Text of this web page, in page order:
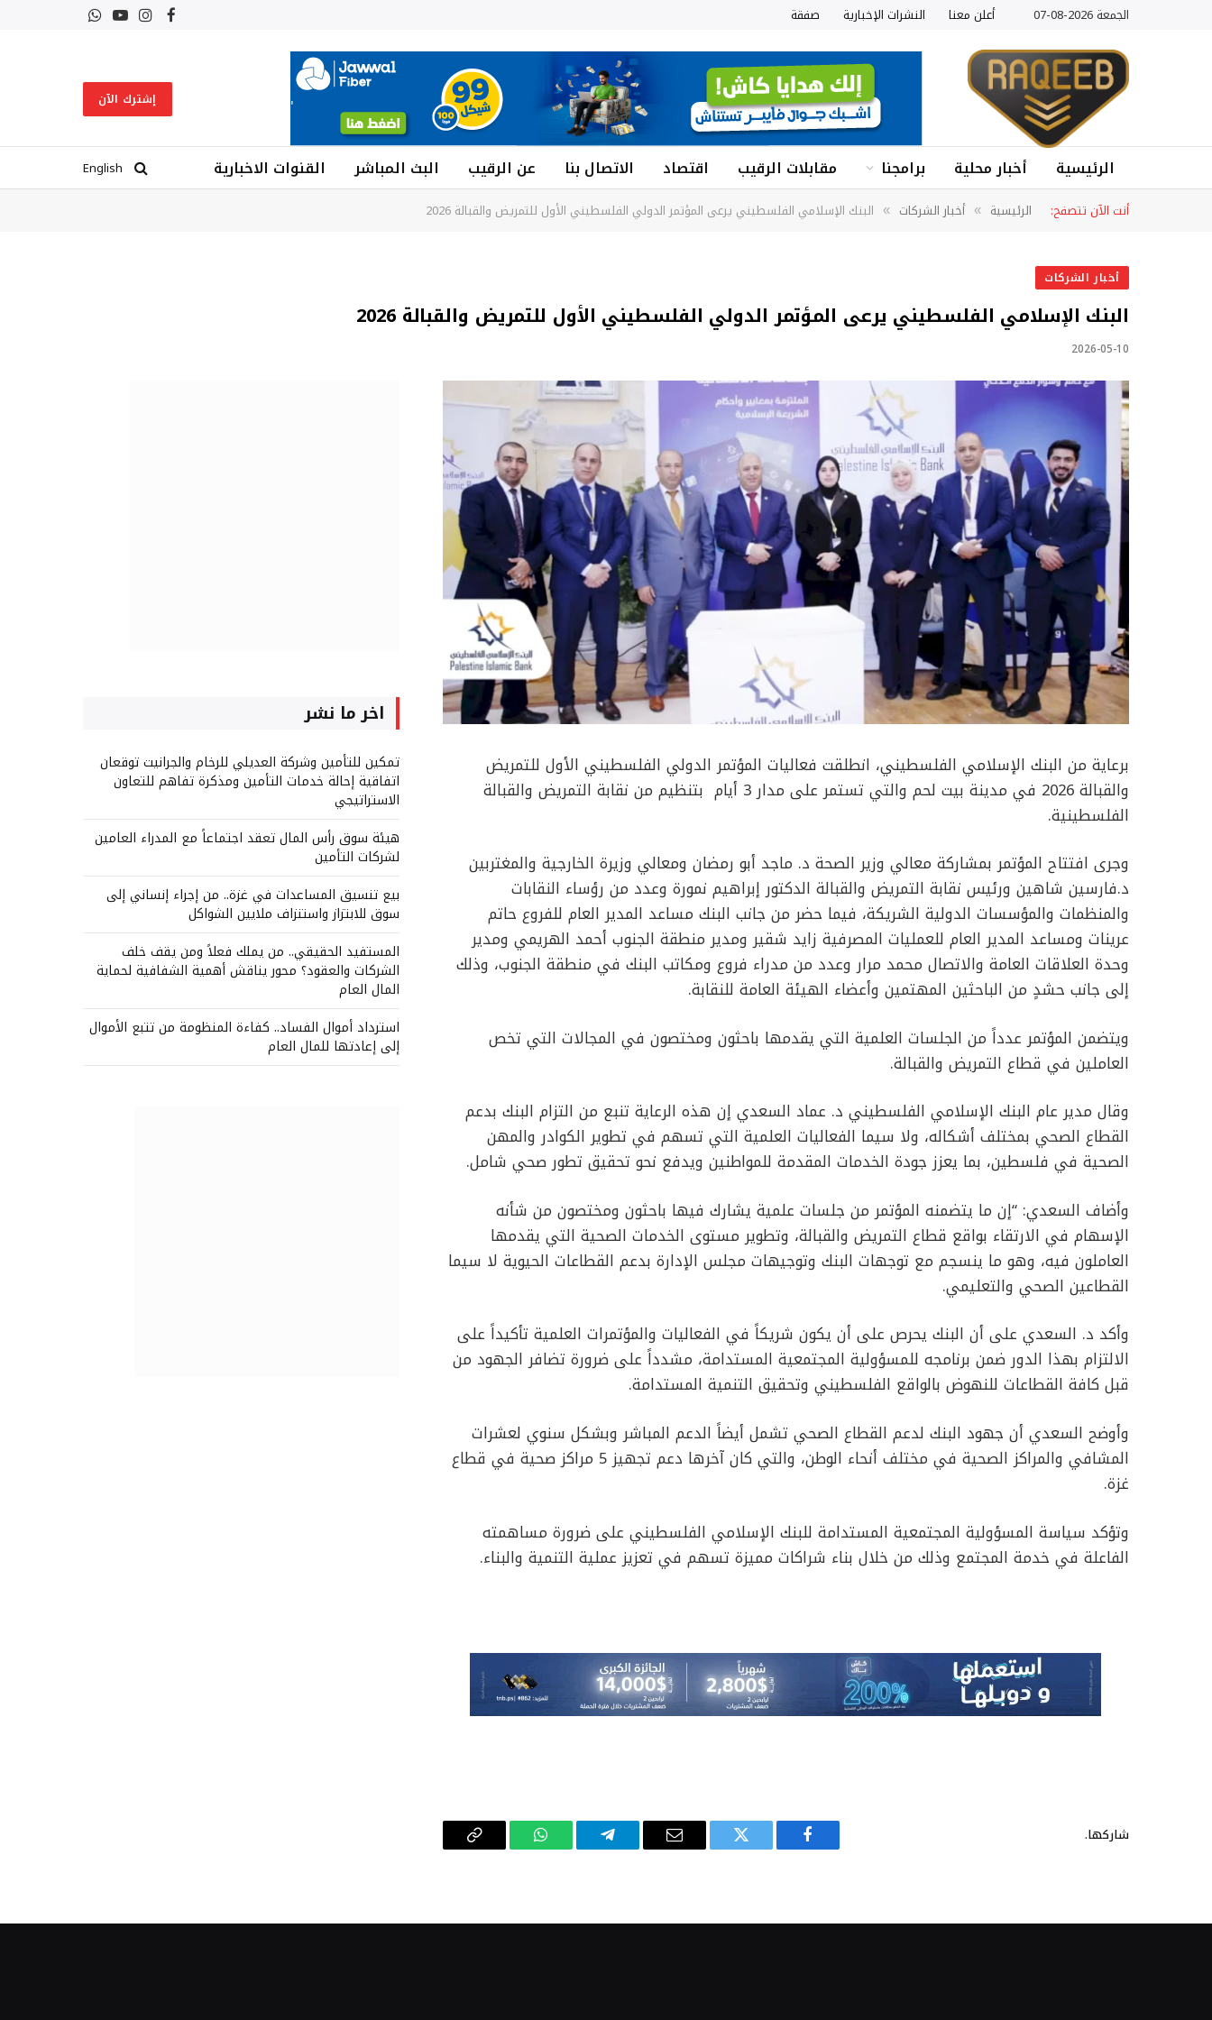
الجمعة 2026-08-07 أعلن معنا النشرات الإخبارية صفقة فيسبوكالانستغرام
يوتيوبواتساب
إشترك الآن
الرئيسية أخبار محلية برامجنا مقابلات الرقيب اقتصاد الاتصال بنا عن الرقيب البث المباشر القنوات الاخبارية
English
أنت الآن تتصفح:
الرئيسية » أخبار الشركات » البنك الإسلامي الفلسطيني يرعى المؤتمر الدولي الفلسطيني الأول للتمريض والقبالة 2026
أخبار الشركات
البنك الإسلامي الفلسطيني يرعى المؤتمر الدولي الفلسطيني الأول للتمريض والقبالة 2026
2026-05-10
برعاية من البنك الإسلامي الفلسطيني، انطلقت فعاليات المؤتمر الدولي الفلسطيني الأول للتمريض
والقبالة 2026 في مدينة بيت لحم والتي تستمر على مدار 3 أيام بتنظيم من نقابة التمريض والقبالة
الفلسطينية.
وجرى افتتاح المؤتمر بمشاركة معالي وزير الصحة د. ماجد أبو رمضان ومعالي وزيرة الخارجية والمغتربين
د.فارسين شاهين ورئيس نقابة التمريض والقبالة الدكتور إبراهيم نمورة وعدد من رؤساء النقابات
والمنظمات والمؤسسات الدولية الشريكة، فيما حضر من جانب البنك مساعد المدير العام للفروع حاتم
عرينات ومساعد المدير العام للعمليات المصرفية زايد شقير ومدير منطقة الجنوب أحمد الهريمي ومدير
وحدة العلاقات العامة والاتصال محمد مرار وعدد من مدراء فروع ومكاتب البنك في منطقة الجنوب، وذلك
إلى جانب حشدٍ من الباحثين المهتمين وأعضاء الهيئة العامة للنقابة.
ويتضمن المؤتمر عدداً من الجلسات العلمية التي يقدمها باحثون ومختصون في المجالات التي تخص
العاملين في قطاع التمريض والقبالة.
وقال مدير عام البنك الإسلامي الفلسطيني د. عماد السعدي إن هذه الرعاية تنبع من التزام البنك بدعم
القطاع الصحي بمختلف أشكاله، ولا سيما الفعاليات العلمية التي تسهم في تطوير الكوادر والمهن
الصحية في فلسطين، بما يعزز جودة الخدمات المقدمة للمواطنين ويدفع نحو تحقيق تطور صحي شامل.
وأضاف السعدي: “إن ما يتضمنه المؤتمر من جلسات علمية يشارك فيها باحثون ومختصون من شأنه
الإسهام في الارتقاء بواقع قطاع التمريض والقبالة، وتطوير مستوى الخدمات الصحية التي يقدمها
العاملون فيه، وهو ما ينسجم مع توجهات البنك وتوجيهات مجلس الإدارة بدعم القطاعات الحيوية لا سيما
القطاعين الصحي والتعليمي.
وأكد د. السعدي على أن البنك يحرص على أن يكون شريكاً في الفعاليات والمؤتمرات العلمية تأكيداً على
الالتزام بهذا الدور ضمن برنامجه للمسؤولية المجتمعية المستدامة، مشدداً على ضرورة تضافر الجهود من
قبل كافة القطاعات للنهوض بالواقع الفلسطيني وتحقيق التنمية المستدامة.
وأوضح السعدي أن جهود البنك لدعم القطاع الصحي تشمل أيضاً الدعم المباشر وبشكل سنوي لعشرات
المشافي والمراكز الصحية في مختلف أنحاء الوطن، والتي كان آخرها دعم تجهيز 5 مراكز صحية في قطاع
غزة.
وتؤكد سياسة المسؤولية المجتمعية المستدامة للبنك الإسلامي الفلسطيني على ضرورة مساهمته
الفاعلة في خدمة المجتمع وذلك من خلال بناء شراكات مميزة تسهم في تعزيز عملية التنمية والبناء.
شاركها.
فيسبوك تويتر
البريد
تيلقرام واتساب
Copy
اخر ما نشر
تمكين للتأمين وشركة العديلي للرخام والجرانيت توقعان
اتفاقية إحالة خدمات التأمين ومذكرة تفاهم للتعاون
الاستراتيجي
هيئة سوق رأس المال تعقد اجتماعاً مع المدراء العامين
لشركات التأمين
بيع تنسيق المساعدات في غزة.. من إجراء إنساني إلى
سوق للابتزاز واستنزاف ملايين الشواكل
المستفيد الحقيقي.. من يملك فعلاً ومن يقف خلف
الشركات والعقود؟ محور يناقش أهمية الشفافية لحماية
المال العام
استرداد أموال الفساد.. كفاءة المنظومة من تتبع الأموال
إلى إعادتها للمال العام